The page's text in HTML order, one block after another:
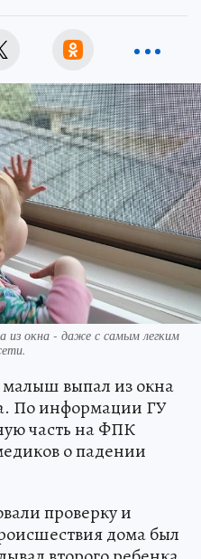
из окна - даже с самым легким
выпал из окна
По информации ГУ
часть на ФПК
о падении
проверку и
дома был